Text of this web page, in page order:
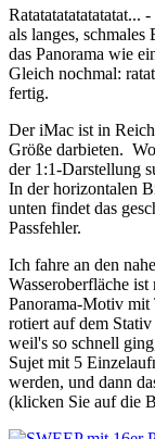
Ratatatatatatatatat...
als langes,
das Panorama wie
Gleich nochmal:
fertig.
Der iMac ist in
Größe darbieten.
der 1:1-Darstellung
In der horizontalen
unten findet das
Passfehler.
Ich fahre an den
Wasseroberfläche
Panorama-Motiv mit
rotiert auf dem
weil's so schnell
Sujet mit 5
werden, und dann
(klicken Sie auf die